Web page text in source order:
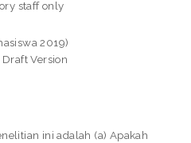
staff only
2019)
Draft Version
ini adalah (a) Apakah